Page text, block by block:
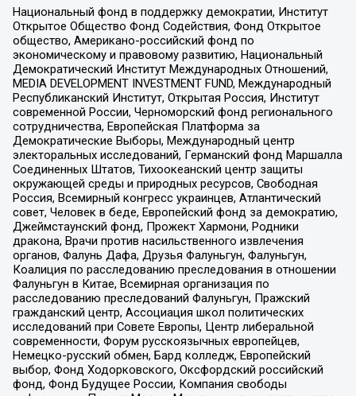
Национальный фонд в поддержку демократии, Институт
Открытое Общество Фонд Содействия, Фонд Открытое
общество, Американо-российский фонд по
экономическому и правовому развитию, Национальный
Демократический Институт Международных Отношений,
MEDIA DEVELOPMENT INVESTMENT FUND, Международный
Республиканский Институт, Открытая Россия, Институт
современной России, Черноморский фонд регионального
сотрудничества, Европейская Платформа за
Демократические Выборы, Международный центр
электоральных исследований, Германский фонд Маршалла
Соединенных Штатов, Тихоокеанский центр защиты
окружающей среды и природных ресурсов, Свободная
Россия, Всемирный конгресс украинцев, Атлантический
совет, Человек в беде, Европейский фонд за демократию,
Джеймстаунский фонд, Прожект Хармони, Родники
дракона, Врачи против насильственного извлечения
органов, Фалунь Дафа, Друзья Фалуньгун, Фалуньгун,
Коалиция по расследованию преследования в отношении
Фалуньгун в Китае, Всемирная организация по
расследованию преследований Фалуньгун, Пражский
гражданский центр, Ассоциация школ политических
исследований при Совете Европы, Центр либеральной
современности, Форум русскоязычных европейцев,
Немецко-русский обмен, Бард колледж, Европейский
выбор, Фонд Ходорковского, Оксфордский российский
фонд, Фонд Будущее России, Компания свободы